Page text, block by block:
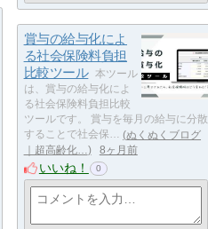
賞与の給与化によ
る社会保険料負担
比較ツール
本ツール
は、賞与の給与化によ
る社会保険料負担比較
ツールです。 賞与を毎月の給与に分散
することで社会保…
ぬくぬくブログ
｜超高齢化…
8ヶ月前
いいね！ 0